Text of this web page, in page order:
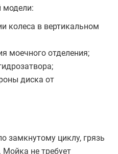
модели:
колеса в вертикальном
моечного отделения;
диска от
замкнутому циклу, грязь
не требует